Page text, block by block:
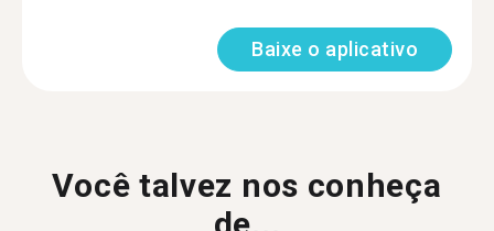
Baixe o aplicativo
Você talvez nos conheça